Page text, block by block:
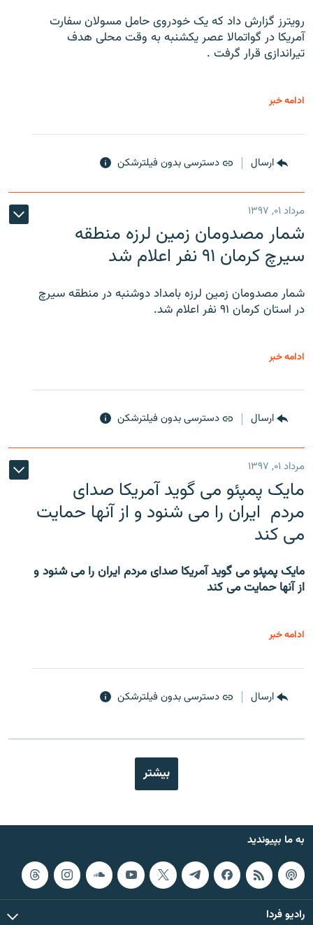
رویترز گزارش داد که یک خودروی حامل مسولان سفارت
آمریکا در گواتمالا عصر یکشنبه به وقت محلی هدف
تیراندازی قرار گرفت .
ادامه خبر
ارسال دسترسی بدون فیلترشکن
مرداد ۰۱, ۱۳۹۷
شمار مصدومان زمین لرزه منطقه
سیرچ کرمان ۹۱ نفر اعلام شد
شمار مصدومان زمین لرزه بامداد دوشنبه در منطقه سیرچ
در استان کرمان ۹۱ نفر اعلام شد.
ادامه خبر
ارسال دسترسی بدون فیلترشکن
مرداد ۰۱, ۱۳۹۷
مایک پمپئو می گوید آمریکا صدای
مردم ایران را می شنود و از آنها حمایت
می کند
مایک پمپئو می گوید آمریکا صدای مردم ایران را می شنود و
از آنها حمایت می کند
ادامه خبر
ارسال دسترسی بدون فیلترشکن
بیشتر
به ما بپیوندید
رادیو فردا